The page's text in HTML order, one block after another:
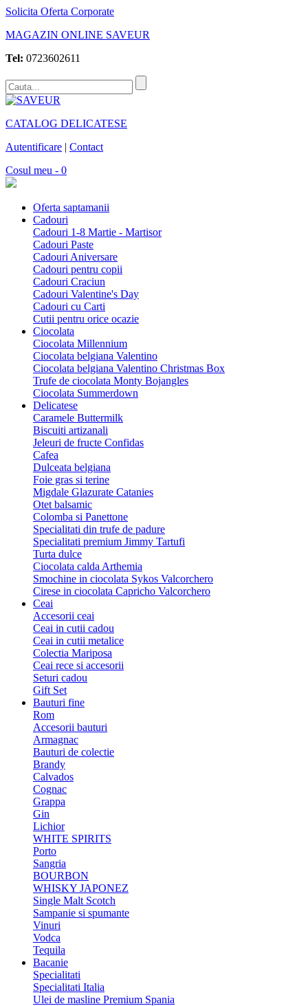
Solicita Oferta Corporate
MAGAZIN ONLINE SAVEUR
Tel: 0723602611
CATALOG DELICATESE
Autentificare | Contact
Cosul meu - 0
Oferta saptamanii
Cadouri
Cadouri 1-8 Martie - Martisor
Cadouri Paste
Cadouri Aniversare
Cadouri pentru copii
Cadouri Craciun
Cadouri Valentine's Day
Cadouri cu Carti
Cutii pentru orice ocazie
Ciocolata
Ciocolata Millennium
Ciocolata belgiana Valentino
Ciocolata belgiana Valentino Christmas Box
Trufe de ciocolata Monty Bojangles
Ciocolata Summerdown
Delicatese
Caramele Buttermilk
Biscuiti artizanali
Jeleuri de fructe Confidas
Cafea
Dulceata belgiana
Foie gras si terine
Migdale Glazurate Catanies
Otet balsamic
Colomba si Panettone
Specialitati din trufe de padure
Specialitati premium Jimmy Tartufi
Turta dulce
Ciocolata calda Arthemia
Smochine in ciocolata Sykos Valcorchero
Cirese in ciocolata Capricho Valcorchero
Ceai
Accesorii ceai
Ceai in cutii cadou
Ceai in cutii metalice
Colectia Mariposa
Ceai rece si accesorii
Seturi cadou
Gift Set
Bauturi fine
Rom
Accesorii bauturi
Armagnac
Bauturi de colectie
Brandy
Calvados
Cognac
Grappa
Gin
Lichior
WHITE SPIRITS
Porto
Sangria
BOURBON
WHISKY JAPONEZ
Single Malt Scotch
Sampanie si spumante
Vinuri
Vodca
Tequila
Bacanie
Specialitati
Specialitati Italia
Ulei de masline Premium Spania